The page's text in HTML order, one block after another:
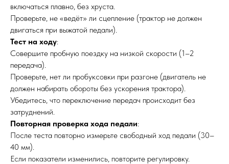
включаться плавно, без хруста.
Проверьте, не «ведёт» ли сцепление (трактор не должен
двигаться при выжатой педали).
Тест на ходу:
Совершите пробную поездку на низкой скорости (1–2
передача).
Проверьте, нет ли пробуксовки при разгоне (двигатель не
должен набирать обороты без ускорения трактора).
Убедитесь, что переключение передач происходит без
затруднений.
Повторная проверка хода педали:
После теста повторно измерьте свободный ход педали (30–
40 мм).
Если показатели изменились, повторите регулировку.
ПО ЗВУКУ